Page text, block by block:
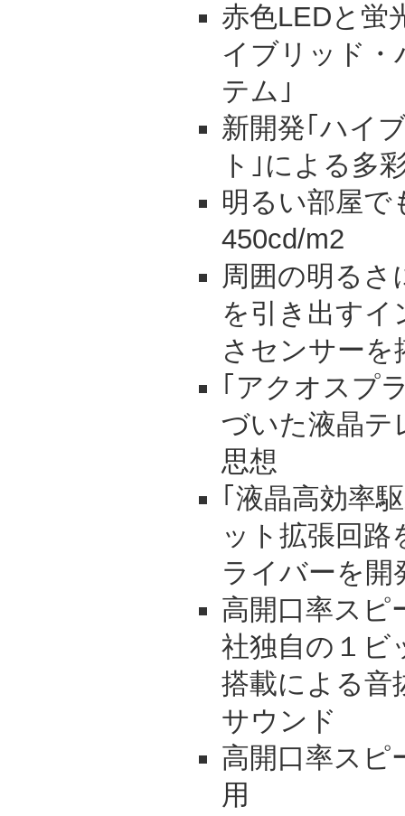
赤色LEDと蛍
イブリッド
テム｣
新開発｢ハイ
ト｣による多
明るい部屋で
450cd/m2
周囲の明るさ
を引き出す
さセンサーを
｢アクオスプ
づいた液晶テ
思想
｢液晶高効率
ット拡張回
ライバーを開
高開口率スピ
社独自の１ビ
搭載による音
サウンド
高開口率スピ
用